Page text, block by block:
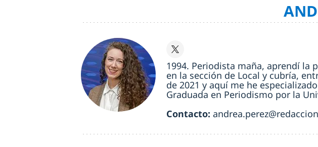
1994. Periodista maña, aprendí la
en la sección de Local y cubría,
de 2021 y aquí me he
Graduada en Periodismo por la
Contacto: